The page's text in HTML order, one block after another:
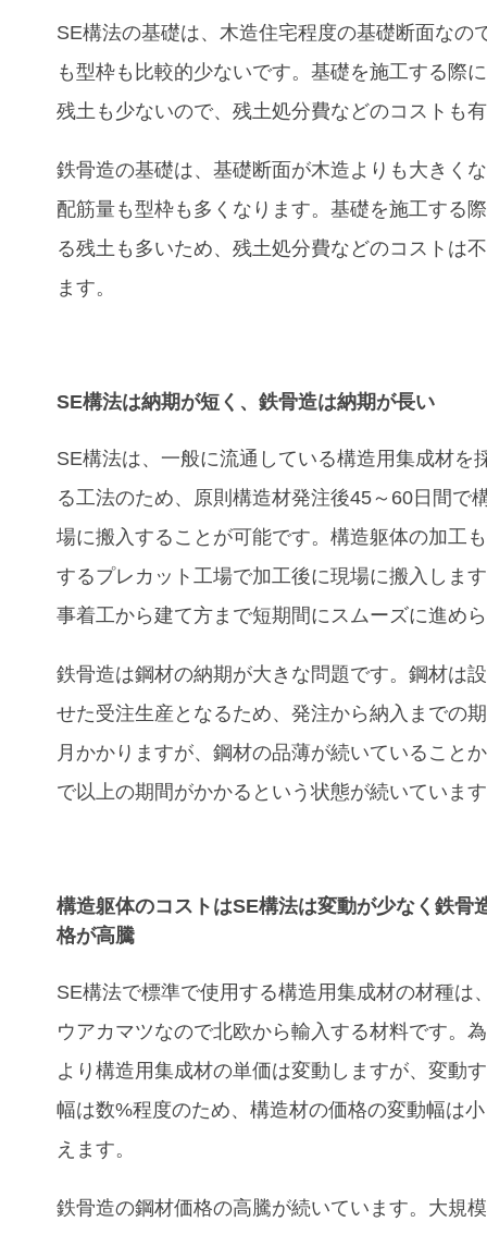
SE構法の基礎は、木造住宅程度の基礎断面なの
も型枠も比較的少ないです。基礎を施工する際
残土も少ないので、残土処分費などのコストも
鉄骨造の基礎は、基礎断面が木造よりも大きく
配筋量も型枠も多くなります。基礎を施工する
る残土も多いため、残土処分費などのコストは
ます。
SE構法は納期が短く、鉄骨造は納期が長い
SE構法は、一般に流通している構造用集成材を
る工法のため、原則構造材発注後45～ 60日間で
場に搬入することが可能です。構造躯体の加工
するプレカット工場で加工後に現場に搬入しま
事着工から建て方まで短期間にスムーズに進め
鉄骨造は鋼材の納期が大きな問題です。鋼材は
せた受注生産となるため、発注から納入までの
月かかりますが、鋼材の品薄が続いていること
で以上の期間がかかるという状態が続いていま
構造躯体のコストはSE構法は変動が少なく鉄骨
格が高騰
SE構法で標準で使用する構造用集成材の材種は
ウアカマツなので北欧から輸入する材料です。
より構造用集成材の単価は変動しますが、変動
幅は数%程度のため、構造材の価格の変動幅は
えます。
鉄骨造の鋼材価格の高騰が続いています。大規